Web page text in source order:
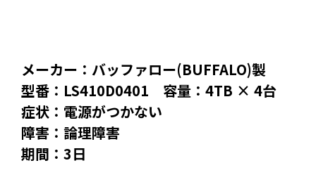
メーカー：バッファロー(BUFFALO)製
型番：LS410D0401 容量：4TB × 4台
症状：電源がつかない
障害：論理障害
期間：3日